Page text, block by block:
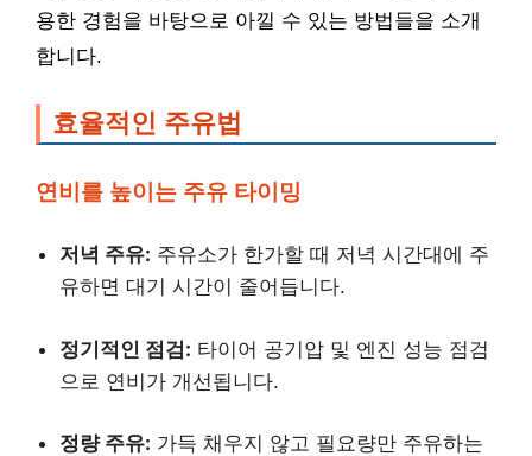
용한 경험을 바탕으로 아낄 수 있는 방법들을 소개
합니다.
효율적인 주유법
연비를 높이는 주유 타이밍
저녁 주유: 주유소가 한가할 때 저녁 시간대에 주
유하면 대기 시간이 줄어듭니다.
정기적인 점검: 타이어 공기압 및 엔진 성능 점검
으로 연비가 개선됩니다.
정량 주유: 가득 채우지 않고 필요량만 주유하는